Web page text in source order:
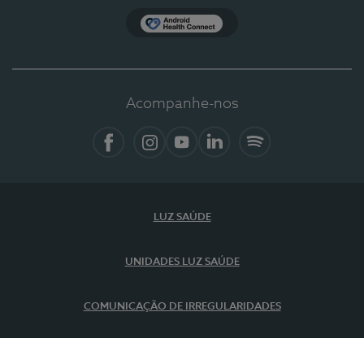
Acompanhe-nos
LUZ SAÚDE
UNIDADES LUZ SAÚDE
COMUNICAÇÃO DE IRREGULARIDADES